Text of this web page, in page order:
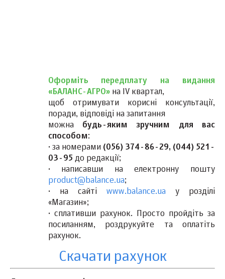
Оформіть передплату на видання
«БАЛАНС-АГРО»на IV квартал,
щоб отримувати корисні консультації,
поради, відповіді на запитання
можна будь-яким зручним для вас
способом:
· за номерами (056) 374-86-29, (044) 521-
03-95 до редакції;
· написавши на електронну пошту
product@balance.ua;
· на сайті www.balance.uaу розділі
«Магазин»;
· сплативши рахунок. Просто пройдіть за
посиланням, роздрукуйте та оплатіть
рахунок.
Скачати рахунок